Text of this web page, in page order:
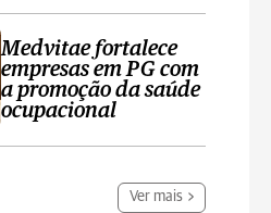
Medvitae fortalece
empresas em PG com
a promoção da saúde
ocupacional
Ver mais